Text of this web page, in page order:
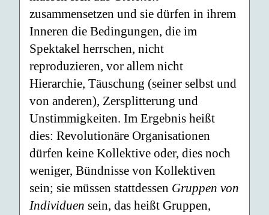
zusammensetzen und sie dürfen in ihrem
Inneren die Bedingungen, die im
Spektakel herrschen, nicht
reproduzieren, vor allem nicht
Hierarchie, Täuschung (seiner selbst und
von anderen), Zersplitterung und
Unstimmigkeiten. Im Ergebnis heißt
dies: Revolutionäre Organisationen
dürfen keine Kollektive oder, dies noch
weniger, Bündnisse von Kollektiven
sein; sie müssen stattdessen Gruppen von
Individuen sein, das heißt Gruppen,